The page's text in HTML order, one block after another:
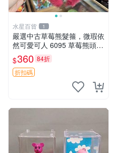
水星百貨 1
嚴選中古草莓熊髮箍，微瑕依
然可愛可人 6095 草莓熊頭飾
中古髮圈 熊寶 寶寶 娃娃熊髮
箍 中古收藏 玩具髮夾
$360 84折
折扣碼